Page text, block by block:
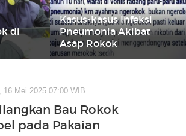
di
Kasus-kasus Infeksi
Pneumonia Akibat
Asap Rokok
16 Mei 2025 07:00 WIB
Bau Rokok
pada Pakaian